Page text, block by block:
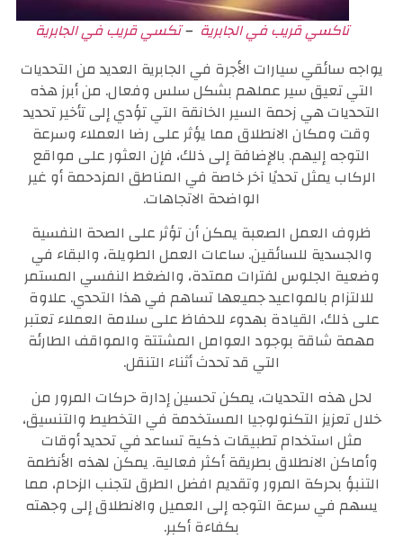
تاكسي قريب في الجابرية –تكسي قريب في الجابرية
يواجه سائقي سيارات الأجرة في الجابرية العديد من التحديات
التي تعيق سير عملهم بشكل سلس وفعال. من أبرز هذه
التحديات هي زحمة السير الخانقة التي تؤدي إلى تأخير تحديد
وقت ومكان الانطلاق مما يؤثر على رضا العملاء وسرعة
التوجه إليهم. بالإضافة إلى ذلك، فإن العثور على مواقع
الركاب يمثل تحديًا آخر خاصة في المناطق المزدحمة أو غير
الواضحة الاتجاهات.
ظروف العمل الصعبة يمكن أن تؤثر على الصحة النفسية
والجسدية للسائقين. ساعات العمل الطويلة، والبقاء في
وضعية الجلوس لفترات ممتدة، والضغط النفسي المستمر
للالتزام بالمواعيد جميعها تساهم في هذا التحدي. علاوة
على ذلك، القيادة بهدوء للحفاظ على سلامة العملاء تعتبر
مهمة شاقة بوجود العوامل المشتتة والمواقف الطارئة
التي قد تحدث أثناء التنقل.
لحل هذه التحديات، يمكن تحسين إدارة حركات المرور من
خلال تعزيز التكنولوجيا المستخدمة في التخطيط والتنسيق،
مثل استخدام تطبيقات ذكية تساعد في تحديد أوقات
وأماكن الانطلاق بطريقة أكثر فعالية. يمكن لهذه الأنظمة
التنبؤ بحركة المرور وتقديم افضل الطرق لتجنب الزحام، مما
يسهم في سرعة التوجه إلى العميل والانطلاق إلى وجهته
بكفاءة أكبر.